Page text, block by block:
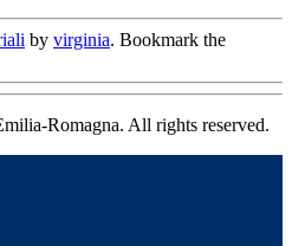
by virginia. Bookmark the
Romagna. All rights reserved.